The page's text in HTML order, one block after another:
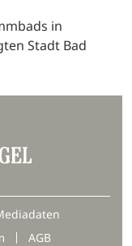
in
Stadt Bad
AGB